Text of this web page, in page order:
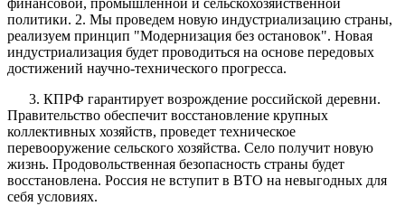
финансовой, промышленной и сельскохозяйственной
политики. 2. Мы проведем новую индустриализацию страны,
реализуем принцип "Модернизация без остановок". Новая
индустриализация будет проводиться на основе передовых
достижений научно-технического прогресса.
3. КПРФ гарантирует возрождение российской деревни.
Правительство обеспечит восстановление крупных
коллективных хозяйств, проведет техническое
перевооружение сельского хозяйства. Село получит новую
жизнь. Продовольственная безопасность страны будет
восстановлена. Россия не вступит в ВТО на невыгодных для
себя условиях.